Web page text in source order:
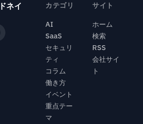
ネイ
カテゴリ
AI
SaaS
セキュリ
ティ
コラム
働き方
イベント
重点テー
マ
サイト
ホーム
検索
RSS
会社サイ
ト